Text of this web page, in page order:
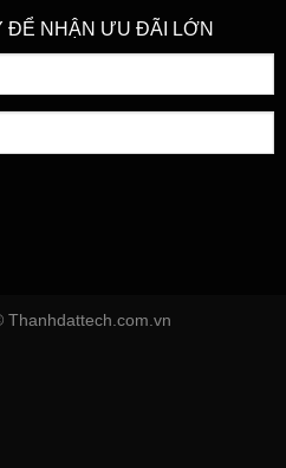
ĐỂ NHẬN ƯU ĐÃI LỚN
Thanhdattech.com.vn